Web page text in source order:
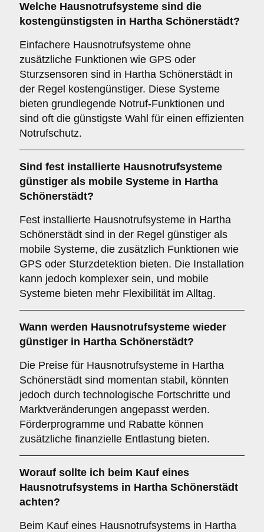
Welche Hausnotrufsysteme sind die
kostengünstigsten in Hartha Schönerstädt?
Einfachere Hausnotrufsysteme ohne
zusätzliche Funktionen wie GPS oder
Sturzsensoren sind in Hartha Schönerstädt in
der Regel kostengünstiger. Diese Systeme
bieten grundlegende Notruf-Funktionen und
sind oft die günstigste Wahl für einen effizienten
Notrufschutz.
Sind fest installierte Hausnotrufsysteme
günstiger als mobile Systeme in Hartha
Schönerstädt?
Fest installierte Hausnotrufsysteme in Hartha
Schönerstädt sind in der Regel günstiger als
mobile Systeme, die zusätzlich Funktionen wie
GPS oder Sturzdetektion bieten. Die Installation
kann jedoch komplexer sein, und mobile
Systeme bieten mehr Flexibilität im Alltag.
Wann werden Hausnotrufsysteme wieder
günstiger in Hartha Schönerstädt?
Die Preise für Hausnotrufsysteme in Hartha
Schönerstädt sind momentan stabil, könnten
jedoch durch technologische Fortschritte und
Marktveränderungen angepasst werden.
Förderprogramme und Rabatte können
zusätzliche finanzielle Entlastung bieten.
Worauf sollte ich beim Kauf eines
Hausnotrufsystems in Hartha Schönerstädt
achten?
Beim Kauf eines Hausnotrufsystems in Hartha